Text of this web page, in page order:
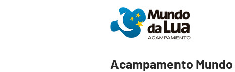
Acampamento Mundo